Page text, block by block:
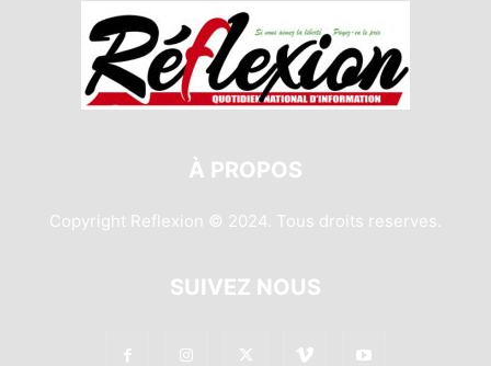
À PROPOS
Copyright Reflexion © 2024. Tous droits reserves.
SUIVEZ NOUS